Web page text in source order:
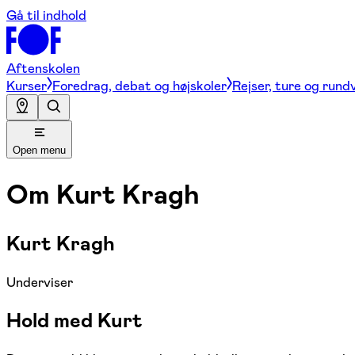
Gå til indhold
Aftenskolen
Kurser Foredrag, debat og højskoler Rejser, ture og
Open menu
Om Kurt Kragh
Kurt Kragh
Underviser
Hold med Kurt